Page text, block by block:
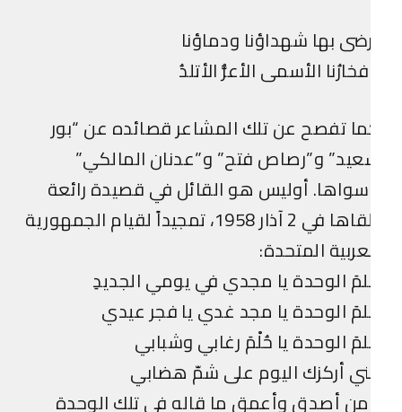
بها شهداؤنا ودماؤنا
الأسمى الأعزُّ الأتلدُ
تفصح عن تلك المشاعر قصائده عن “بور
و”رصاص فتح” و”عدنان المالكي”
أوليس هو القائل في قصيدة رائعة
ألقاها في 2 آذار 1958، تمجيداً لقيام الجمهورية
المتحدة:
الوحدة يا مجدي في يومي الجديدِ
الوحدة يا مجد غدي يا فجر عيدي
الوحدة يا حُلْمَ رغابي وشبابي
أركزك اليوم على شمّ هضابي
أصدق وأعمق ما قاله في تلك الوحدة